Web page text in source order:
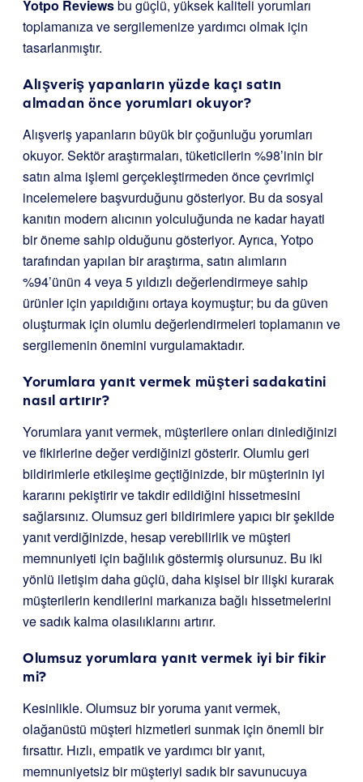
Yotpo Reviewsbu güçlü, yüksek kaliteli yorumları
toplamanıza ve sergilemenize yardımcı olmak için
tasarlanmıştır.
Alışveriş yapanların yüzde kaçı satın
almadan önce yorumları okuyor?
Alışveriş yapanların büyük bir çoğunluğu yorumları
okuyor. Sektör araştırmaları, tüketicilerin %98’inin bir
satın alma işlemi gerçekleştirmeden önce çevrimiçi
incelemelere başvurduğunu gösteriyor. Bu da sosyal
kanıtın modern alıcının yolculuğunda ne kadar hayati
bir öneme sahip olduğunu gösteriyor. Ayrıca, Yotpo
tarafından yapılan bir araştırma, satın alımların
%94’ünün 4 veya 5 yıldızlı değerlendirmeye sahip
ürünler için yapıldığını ortaya koymuştur; bu da güven
oluşturmak için olumlu değerlendirmeleri toplamanın ve
sergilemenin önemini vurgulamaktadır.
Yorumlara yanıt vermek müşteri sadakatini
nasıl artırır?
Yorumlara yanıt vermek, müşterilere onları dinlediğinizi
ve fikirlerine değer verdiğinizi gösterir. Olumlu geri
bildirimlerle etkileşime geçtiğinizde, bir müşterinin iyi
kararını pekiştirir ve takdir edildiğini hissetmesini
sağlarsınız. Olumsuz geri bildirimlere yapıcı bir şekilde
yanıt verdiğinizde, hesap verebilirlik ve müşteri
memnuniyeti için bağlılık göstermiş olursunuz. Bu iki
yönlü iletişim daha güçlü, daha kişisel bir ilişki kurarak
müşterilerin kendilerini markanıza bağlı hissetmelerini
ve sadık kalma olasılıklarını artırır.
Olumsuz yorumlara yanıt vermek iyi bir fikir
mi?
Kesinlikle. Olumsuz bir yoruma yanıt vermek,
olağanüstü müşteri hizmetleri sunmak için önemli bir
fırsattır. Hızlı, empatik ve yardımcı bir yanıt,
memnuniyetsiz bir müşteriyi sadık bir savunucuya